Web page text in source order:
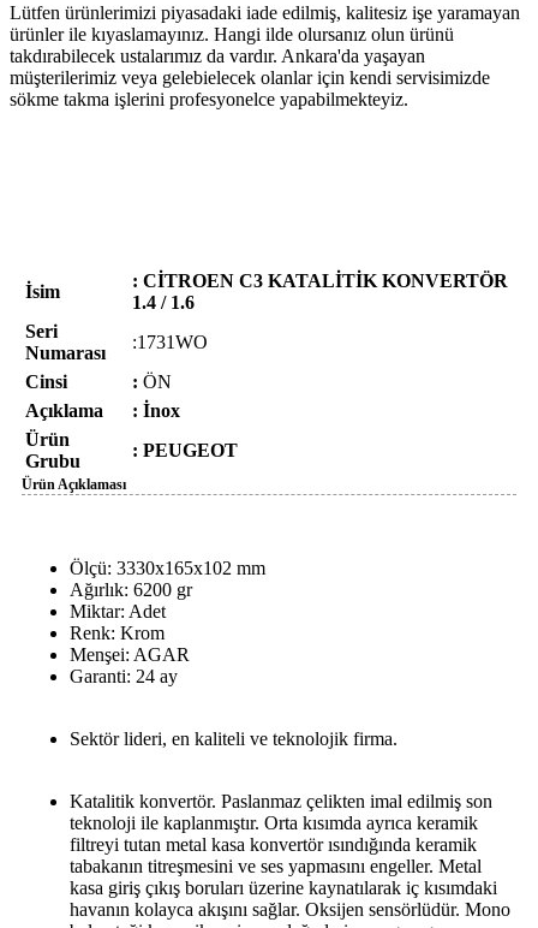
Lütfen ürünlerimizi piyasadaki iade edilmiş, kalitesiz işe yaramayan
ürünler ile kıyaslamayınız. Hangi ilde olursanız olun ürünü
takdırabilecek ustalarımız da vardır. Ankara'da yaşayan
müşterilerimiz veya gelebielecek olanlar için kendi servisimizde
sökme takma işlerini profesyonelce yapabilmekteyiz.
İsim
: CİTROEN C3 KATALİTİK KONVERTÖR
1.4 / 1.6
Seri
Numarası
:1731WO
Cinsi
: ÖN
Açıklama
: İnox
Ürün
Grubu
: PEUGEOT
Ürün Açıklaması
Ölçü: 3330x165x102 mm
Ağırlık: 6200 gr
Miktar: Adet
Renk: Krom
Menşei: AGAR
Garanti: 24 ay
Sektör lideri, en kaliteli ve teknolojik firma.
Katalitik konvertör. Paslanmaz çelikten imal edilmiş son
teknoloji ile kaplanmıştır. Orta kısımda ayrıca keramik
filtreyi tutan metal kasa konvertör ısındığında keramik
tabakanın titreşmesini ve ses yapmasını engeller. Metal
kasa giriş çıkış boruları üzerine kaynatılarak iç kısımdaki
havanın kolayca akışını sağlar. Oksijen sensörlüdür. Mono